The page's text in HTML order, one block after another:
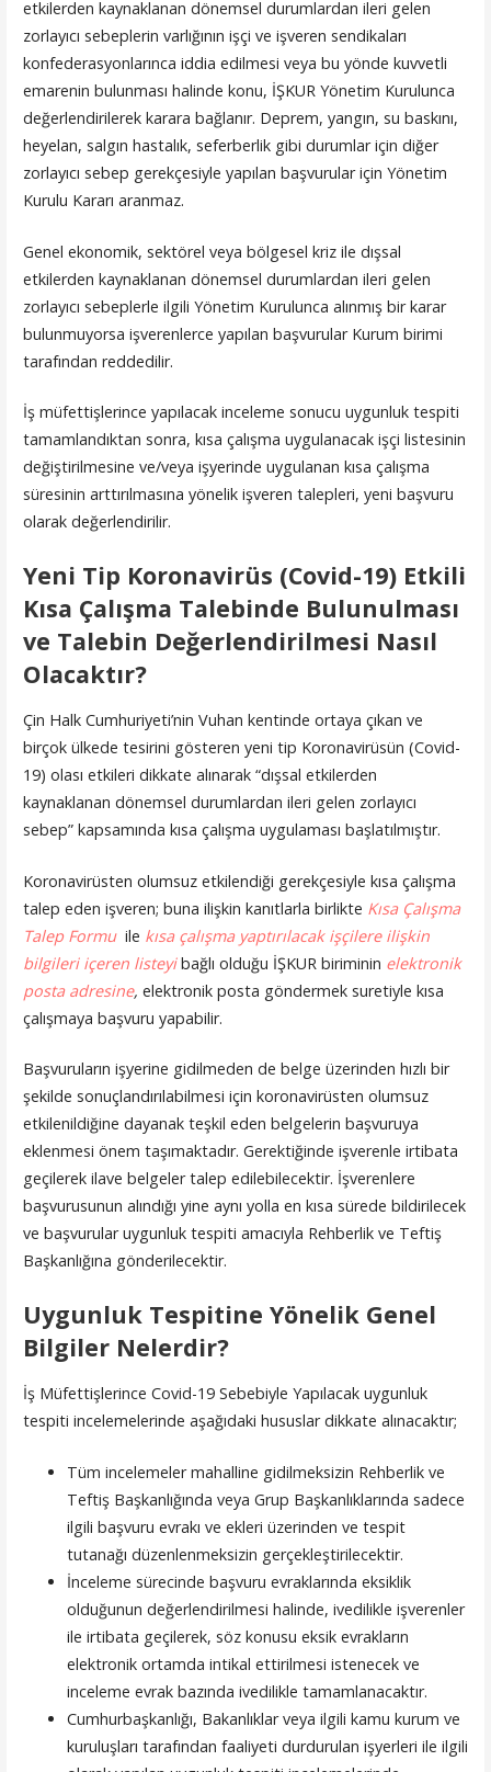
etkilerden kaynaklanan dönemsel durumlardan ileri gelen
zorlayıcı sebeplerin varlığının işçi ve işveren sendikaları
konfederasyonlarınca iddia edilmesi veya bu yönde kuvvetli
emarenin bulunması halinde konu, İŞKUR Yönetim Kurulunca
değerlendirilerek karara bağlanır. Deprem, yangın, su baskını,
heyelan, salgın hastalık, seferberlik gibi durumlar için diğer
zorlayıcı sebep gerekçesiyle yapılan başvurular için Yönetim
Kurulu Kararı aranmaz.
Genel ekonomik, sektörel veya bölgesel kriz ile dışsal
etkilerden kaynaklanan dönemsel durumlardan ileri gelen
zorlayıcı sebeplerle ilgili Yönetim Kurulunca alınmış bir karar
bulunmuyorsa işverenlerce yapılan başvurular Kurum birimi
tarafından reddedilir.
İş müfettişlerince yapılacak inceleme sonucu uygunluk tespiti
tamamlandıktan sonra, kısa çalışma uygulanacak işçi listesinin
değiştirilmesine ve/veya işyerinde uygulanan kısa çalışma
süresinin arttırılmasına yönelik işveren talepleri, yeni başvuru
olarak değerlendirilir.
Yeni Tip Koronavirüs (Covid-19) Etkili
Kısa Çalışma Talebinde Bulunulması
ve Talebin Değerlendirilmesi Nasıl
Olacaktır?
Çin Halk Cumhuriyeti’nin Vuhan kentinde ortaya çıkan ve
birçok ülkede tesirini gösteren yeni tip Koronavirüsün (Covid-
19) olası etkileri dikkate alınarak “dışsal etkilerden
kaynaklanan dönemsel durumlardan ileri gelen zorlayıcı
sebep” kapsamında kısa çalışma uygulaması başlatılmıştır.
Koronavirüsten olumsuz etkilendiği gerekçesiyle kısa çalışma
talep eden işveren; buna ilişkin kanıtlarla birlikte Kısa Çalışma
Talep Formu ile kısa çalışma yaptırılacak işçilere ilişkin
bilgileri içeren listeyibağlı olduğu İŞKUR biriminin elektronik
posta adresine, elektronik posta göndermek suretiyle kısa
çalışmaya başvuru yapabilir.
Başvuruların işyerine gidilmeden de belge üzerinden hızlı bir
şekilde sonuçlandırılabilmesi için koronavirüsten olumsuz
etkilenildiğine dayanak teşkil eden belgelerin başvuruya
eklenmesi önem taşımaktadır. Gerektiğinde işverenle irtibata
geçilerek ilave belgeler talep edilebilecektir. İşverenlere
başvurusunun alındığı yine aynı yolla en kısa sürede bildirilecek
ve başvurular uygunluk tespiti amacıyla Rehberlik ve Teftiş
Başkanlığına gönderilecektir.
Uygunluk Tespitine Yönelik Genel
Bilgiler Nelerdir?
İş Müfettişlerince Covid-19 Sebebiyle Yapılacak uygunluk
tespiti incelemelerinde aşağıdaki hususlar dikkate alınacaktır;
Tüm incelemeler mahalline gidilmeksizin Rehberlik ve
Teftiş Başkanlığında veya Grup Başkanlıklarında sadece
ilgili başvuru evrakı ve ekleri üzerinden ve tespit
tutanağı düzenlenmeksizin gerçekleştirilecektir.
İnceleme sürecinde başvuru evraklarında eksiklik
olduğunun değerlendirilmesi halinde, ivedilikle işverenler
ile irtibata geçilerek, söz konusu eksik evrakların
elektronik ortamda intikal ettirilmesi istenecek ve
inceleme evrak bazında ivedilikle tamamlanacaktır.
Cumhurbaşkanlığı, Bakanlıklar veya ilgili kamu kurum ve
kuruluşları tarafından faaliyeti durdurulan işyerleri ile ilgili